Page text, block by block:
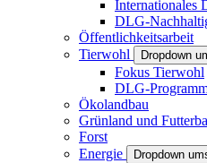
Internationales
DLG-
Öffentlichkeitsarbeit
Tierwohl
Dropdown
Fokus Tierwohl
DLG-
Ökolandbau
Grünland und
Forst
Energie
Dropdown